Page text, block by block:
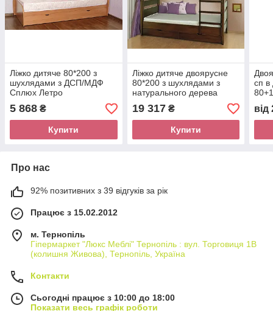
Ліжко дитяче 80*200 з
шухлядами з ДСП/МДФ
Сплюх Летро
5 868 ₴
Купити
Ліжко дитяче двоярусне
80*200 з шухлядами з
натурального дерева
Селена Летро
19 317₴
Купити
сп в
від
Про нас
92% позитивних з 39 відгуків за рік
Працює з 15.02.2012
м. Тернопіль
Гіпермаркет "Люкс Меблі" Тернопіль : вул. Торговиця 1В
(колишня Живова), Тернопіль, Україна
Контакти
Сьогодні працює з 10:00 до 18:00
Показати весь графік роботи